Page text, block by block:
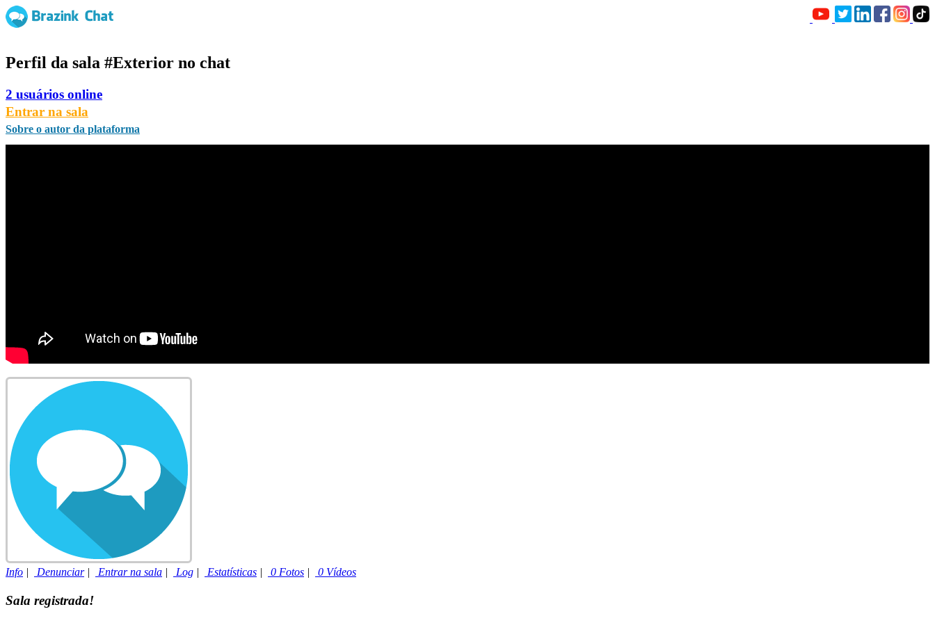
Perfil da sala #Exterior no chat
2 usuários online
Entrar na sala
Sobre o autor da plataforma
Info | Denunciar| Entrar na sala | Log | Estatísticas | 0 Fotos | 0 Vídeos
Sala registrada!